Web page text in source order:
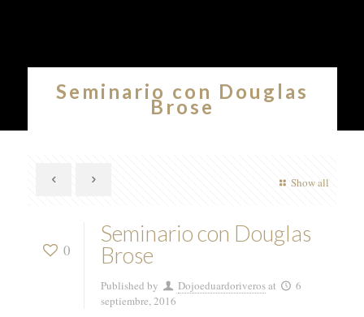
Seminario con Douglas
Brose
Show all
0
Seminario con Douglas
Brose
Published by Dojoeduardoriverosat
6
septiembre, 2016